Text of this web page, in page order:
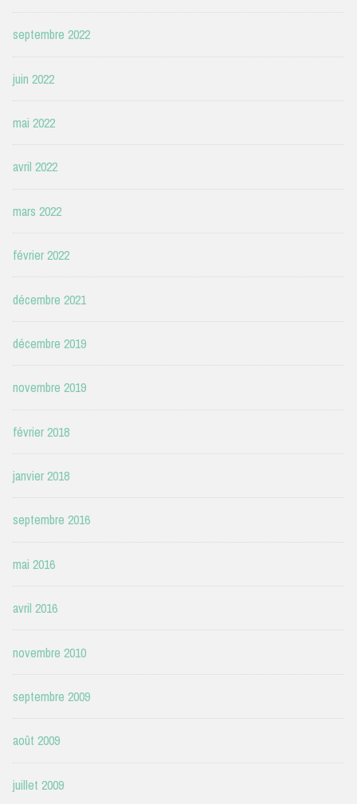
septembre 2022
juin 2022
mai 2022
avril 2022
mars 2022
février 2022
décembre 2021
décembre 2019
novembre 2019
février 2018
janvier 2018
septembre 2016
mai 2016
avril 2016
novembre 2010
septembre 2009
août 2009
juillet 2009